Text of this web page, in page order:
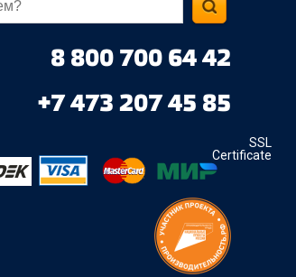
8 800 700 64 42
+7 473 207 45 85
SSL
Certificate